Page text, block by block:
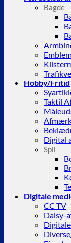
Bagde
Emblem
Hobby/Fritid
Taktil
Digital
Spil
Digitale
CC TV
Daisy-